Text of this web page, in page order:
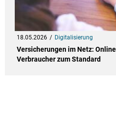
18.05.2026 Digitalisierung
Versicherungen im Netz:
Verbraucher zum Standard